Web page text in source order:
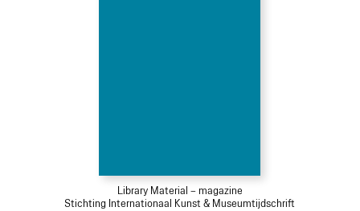
Library Material – magazine
Stichting Internationaal Kunst & Museumtijdschrift